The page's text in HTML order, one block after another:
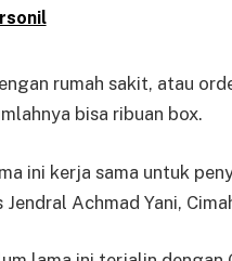
rumah sakit, atau
bisa ribuan box.
ini kerja sama untuk
Achmad Yani,